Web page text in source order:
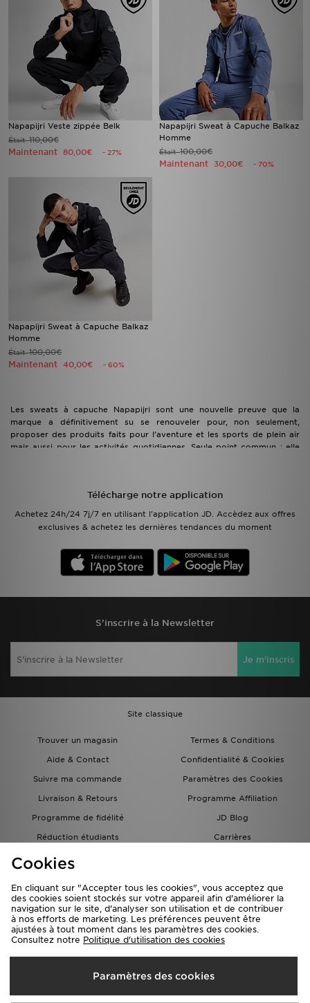
Napapijri Veste zippée Belk
Était110,00€
Maintenant 80,00€ - 27%
Napapijri Sweat à Capuche Balkaz
Homme
Était100,00€
Maintenant 30,00€ - 70%
Napapijri Sweat à Capuche Balkaz
Homme
Était100,00€
Maintenant 40,00€ - 60%
Les sweats à capuche Napapijri sont une nouvelle preuve que la
marque a définitivement su se renouveler pour, non seulement,
proposer des produits faits pour l’aventure et les sports de plein air
mais aussi pour les activités quotidiennes. Seule point commun : elle
accompagné du fameux drapeau norvégien ! Tu ne seras donc pas
étonné de savoir que ces sweats à capuche possèdent toutes ces
Télécharge notre application
Achetez 24h/24 7j/7 en utilisant l'application JD. Accèdez aux offres
exclusives & achetez les dernières tendances du moment
S'inscrire à la Newsletter
Je m'inscris
Site classique
Trouver un magasin
Termes & Conditions
Aide & Contact
Confidentialité & Cookies
Suivre ma commande
Paramètres des Cookies
Livraison & Retours
Programme Affiliation
Programme de fidélité
JD Blog
Réduction étudiants
Carrières
Carte Cadeau
Livraison Vers
France
Cookies
En cliquant sur "Accepter tous les cookies", vous acceptez que
des cookies soient stockés sur votre appareil afin d'améliorer la
navigation sur le site, d'analyser son utilisation et de contribuer
à nos efforts de marketing. Les préférences peuvent être
ajustées à tout moment dans les paramètres des cookies.
Consultez notre Politique d'utilisation des cookies
Paramètres des cookies